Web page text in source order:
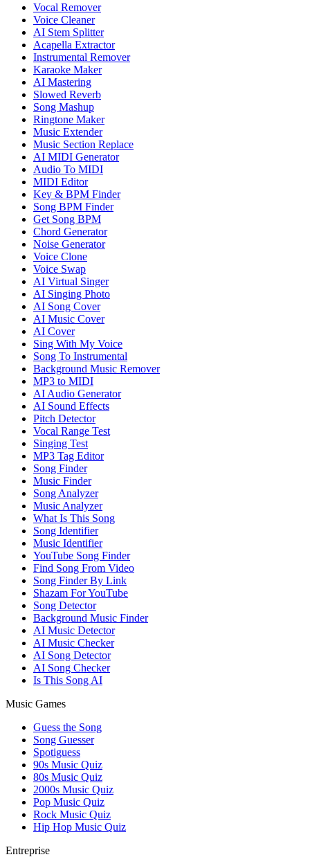
Vocal Remover
Voice Cleaner
AI Stem Splitter
Acapella Extractor
Instrumental Remover
Karaoke Maker
AI Mastering
Slowed Reverb
Song Mashup
Ringtone Maker
Music Extender
Music Section Replace
AI MIDI Generator
Audio To MIDI
MIDI Editor
Key & BPM Finder
Song BPM Finder
Get Song BPM
Chord Generator
Noise Generator
Voice Clone
Voice Swap
AI Virtual Singer
AI Singing Photo
AI Song Cover
AI Music Cover
AI Cover
Sing With My Voice
Song To Instrumental
Background Music Remover
MP3 to MIDI
AI Audio Generator
AI Sound Effects
Pitch Detector
Vocal Range Test
Singing Test
MP3 Tag Editor
Song Finder
Music Finder
Song Analyzer
Music Analyzer
What Is This Song
Song Identifier
Music Identifier
YouTube Song Finder
Find Song From Video
Song Finder By Link
Shazam For YouTube
Song Detector
Background Music Finder
AI Music Detector
AI Music Checker
AI Song Detector
AI Song Checker
Is This Song AI
Music Games
Guess the Song
Song Guesser
Spotiguess
90s Music Quiz
80s Music Quiz
2000s Music Quiz
Pop Music Quiz
Rock Music Quiz
Hip Hop Music Quiz
Entreprise